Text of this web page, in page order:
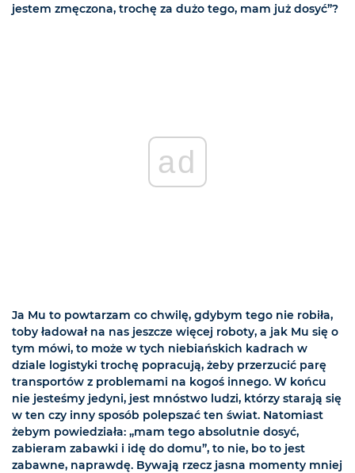
jestem zmęczona, trochę za dużo tego, mam już dosyć”?
ad
Ja Mu to powtarzam co chwilę, gdybym tego nie robiła,
toby ładował na nas jeszcze więcej roboty, a jak Mu się o
tym mówi, to może w tych niebiańskich kadrach w
dziale logistyki trochę popracują, żeby przerzucić parę
transportów z problemami na kogoś innego. W końcu
nie jesteśmy jedyni, jest mnóstwo ludzi, którzy starają się
w ten czy inny sposób polepszać ten świat. Natomiast
żebym powiedziała: „mam tego absolutnie dosyć,
zabieram zabawki i idę do domu”, to nie, bo to jest
zabawne, naprawdę. Bywają rzecz jasna momenty mniej